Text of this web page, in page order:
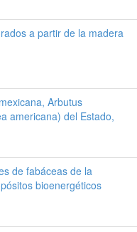
a partir de la madera
Arbutus
americana) del Estado,
de fabáceas de la
bioenergéticos